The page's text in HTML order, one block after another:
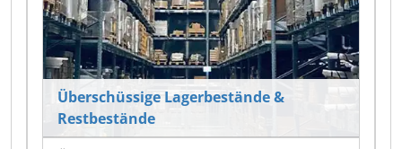
Überschüssige Lagerbestände &
Restbestände